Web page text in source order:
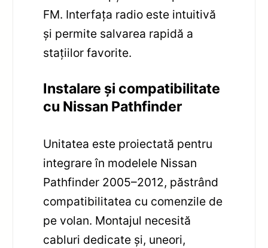
FM. Interfața radio este intuitivă
și permite salvarea rapidă a
stațiilor favorite.
Instalare și compatibilitate
cu Nissan Pathfinder
Unitatea este proiectată pentru
integrare în modelele Nissan
Pathfinder 2005–2012, păstrând
compatibilitatea cu comenzile de
pe volan. Montajul necesită
cabluri dedicate și, uneori,